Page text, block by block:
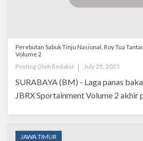
Perebutan Sabuk Tinju Nasional, Roy Tua
Volume 2
Posting Oleh Redaksi July 25, 2025
SURABAYA (BM) - Laga panas
JBRX Sportainment Volume 2 akhir
JAWA TIMUR